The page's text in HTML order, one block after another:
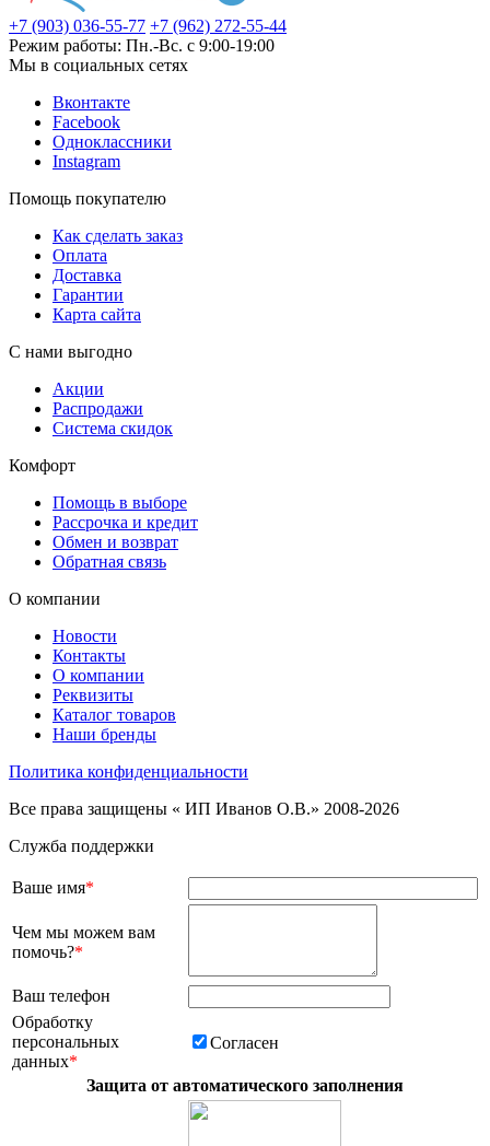
+7 (903) 036-55-77 +7 (962) 272-55-44
Режим работы: Пн.-Вс. с 9:00-19:00
Мы в социальных сетях
Вконтакте
Facebook
Одноклассники
Instagram
Помощь покупателю
Как сделать заказ
Оплата
Доставка
Гарантии
Карта сайта
С нами выгодно
Акции
Распродажи
Система скидок
Комфорт
Помощь в выборе
Рассрочка и кредит
Обмен и возврат
Обратная связь
О компании
Новости
Контакты
О компании
Реквизиты
Каталог товаров
Наши бренды
Политика конфиденциальности
Все права защищены « ИП Иванов О.В.» 2008-2026
Служба поддержки
Ваше имя*
Чем мы можем вам
помочь?*
Ваш телефон
Обработку
персональных
данных*
Согласен
Защита от автоматического заполнения